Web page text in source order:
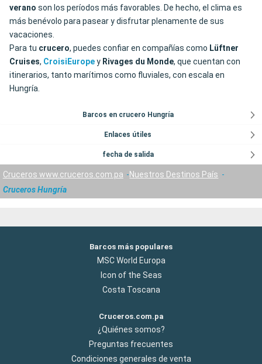
verano son los períodos más favorables. De hecho, el clima es
más benévolo para pasear y disfrutar plenamente de sus
vacaciones.
Para tu crucero, puedes confiar en compañías como Lüftner
Cruises, CroisiEuropey Rivages du Monde, que cuentan con
itinerarios, tanto marítimos como fluviales, con escala en
Hungría.
Barcos en crucero Hungría
Enlaces útiles
fecha de salida
Cruceros www.cruceros.com.pa
Nuestros Destinos País
Cruceros Hungría
Barcos más populares
MSC World Europa
Icon of the Seas
Costa Toscana
Cruceros.com.pa
¿Quiénes somos?
Preguntas frecuentes
Condiciones generales de venta